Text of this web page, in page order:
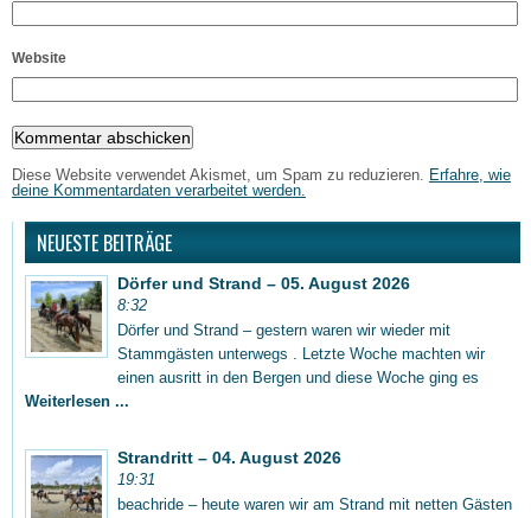
Website
Diese Website verwendet Akismet, um Spam zu reduzieren. Erfahre, wie
deine Kommentardaten verarbeitet werden.
NEUESTE BEITRÄGE
Dörfer und Strand – 05. August 2026
8:32
Dörfer und Strand – gestern waren wir wieder mit
Stammgästen unterwegs . Letzte Woche machten wir
einen ausritt in den Bergen und diese Woche ging es
Weiterlesen ...
Strandritt – 04. August 2026
19:31
beachride – heute waren wir am Strand mit netten Gästen